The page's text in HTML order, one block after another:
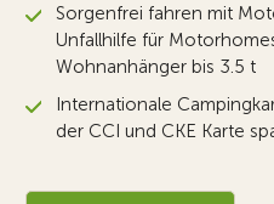
Sorgenfrei fahren mit
Unfallhilfe für
Wohnanhänger bis 3.5 t
Internationale
der CCI und CKE Karte